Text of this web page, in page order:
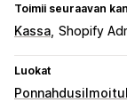
Toimii seuraavan
Kassa Shopify
Luokat